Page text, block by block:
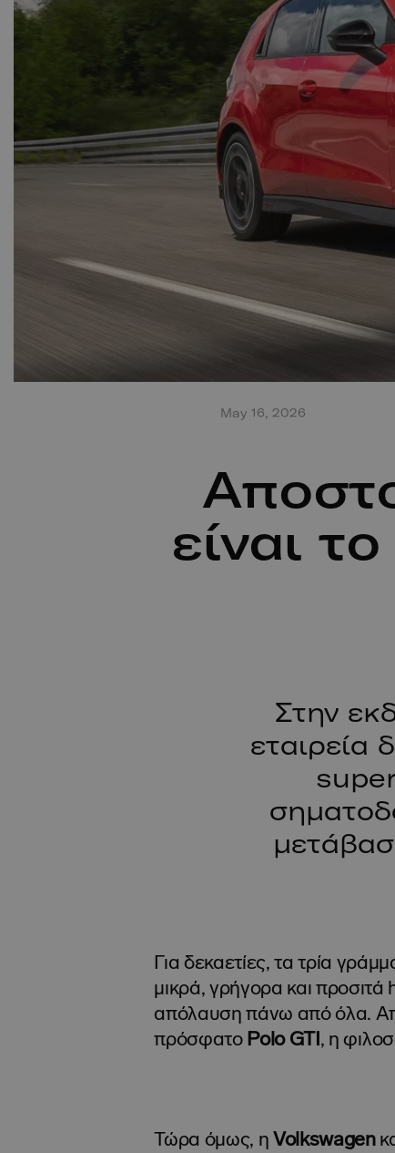
Ο
May 16, 2026
είναι
Στην
εταιρεία
Για δεκαετίες, τα τρία
μικρά, γρήγορα και
απόλαυση πάνω από όλα.
πρόσφατο Polo GTI, η
Τώρα όμως, η Volkswagen